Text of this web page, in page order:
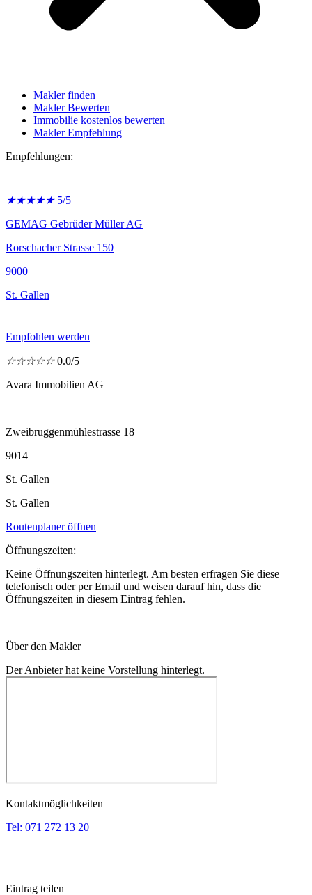
Makler finden
Makler Bewerten
Immobilie kostenlos bewerten
Makler Empfehlung
Empfehlungen:
★★★★★ 5/5
GEMAG Gebrüder Müller AG
Rorschacher Strasse 150
9000
St. Gallen
Empfohlen werden
☆☆☆☆☆ 0.0/5
Avara Immobilien AG
Zweibruggenmühlestrasse 18
9014
St. Gallen
St. Gallen
Routenplaner öffnen
Öffnungszeiten:
Keine Öffnungszeiten hinterlegt. Am besten erfragen Sie diese
telefonisch oder per Email und weisen darauf hin, dass die
Öffnungszeiten in diesem Eintrag fehlen.
Über den Makler
Der Anbieter hat keine Vorstellung hinterlegt.
Kontaktmöglichkeiten
Tel: 071 272 13 20
Eintrag teilen